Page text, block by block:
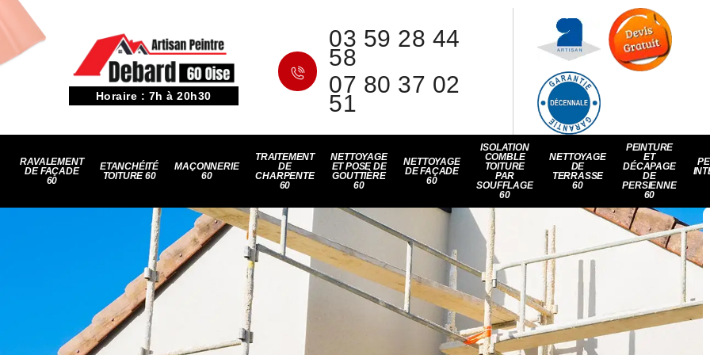
Horaire : 7h à 20h30
03 59 28 44
58
07 80 37 02
51
RAVALEMENT
DE FAÇADE
60
ETANCHÉITÉ
TOITURE 60
MAÇONNERIE
60
TRAITEMENT
DE
CHARPENTE
60
NETTOYAGE
ET POSE DE
GOUTTIÈRE
60
NETTOYAGE
DE FAÇADE
60
ISOLATION
COMBLE
TOITURE
PAR
SOUFFLAGE
60
NETTOYAGE
DE
TERRASSE
60
PEINTURE
ET
DÉCAPAGE
DE
PERSIENNE
60